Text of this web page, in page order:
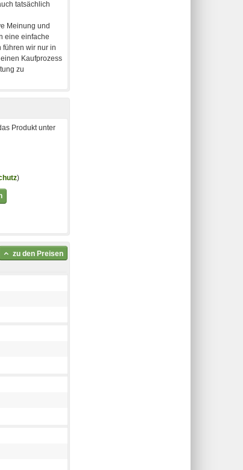
Produkt unter
)
zu den Preisen